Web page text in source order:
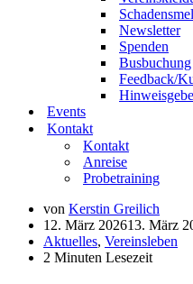
Newsletter
Spenden
Busbuchung
Feedback/
Events
Kontakt
Kontakt
Anreise
Probetraining
von Kerstin Greilich
12. März 202613. März
Aktuelles, Vereinsleben
2 Minuten Lesezeit